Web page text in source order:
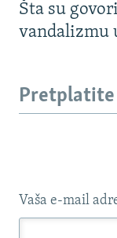
Šta su
vandalizmu
Pretplatite
Vaša e-mail